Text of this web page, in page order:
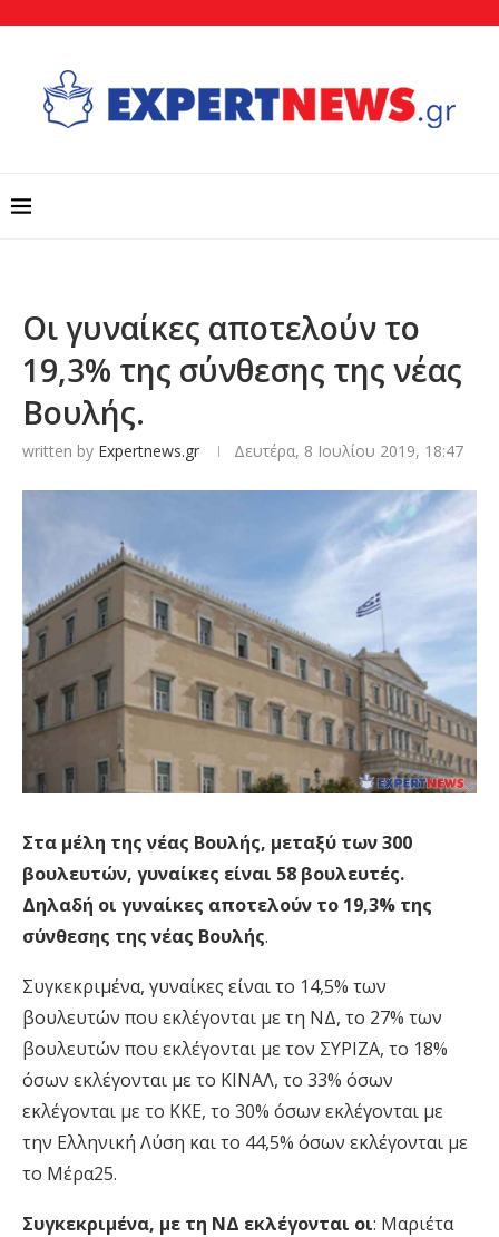
Οι γυναίκες αποτελούν το
19,3% της σύνθεσης της νέας
Βουλής.
written by Expertnews.gr Δευτέρα, 8 Ιουλίου 2019, 18:47
Στα μέλη της νέας Βουλής, μεταξύ των 300
βουλευτών, γυναίκες είναι 58 βουλευτές.
Δηλαδή οι γυναίκες αποτελούν το 19,3% της
σύνθεσης της νέας Βουλής.
Συγκεκριμένα, γυναίκες είναι το 14,5% των
βουλευτών που εκλέγονται με τη ΝΔ, το 27% των
βουλευτών που εκλέγονται με τον ΣΥΡΙΖΑ, το 18%
όσων εκλέγονται με το ΚΙΝΑΛ, το 33% όσων
εκλέγονται με το ΚΚΕ, το 30% όσων εκλέγονται με
την Ελληνική Λύση και το 44,5% όσων εκλέγονται με
το Μέρα25.
Συγκεκριμένα, με τη ΝΔ εκλέγονται οι: Μαριέτα